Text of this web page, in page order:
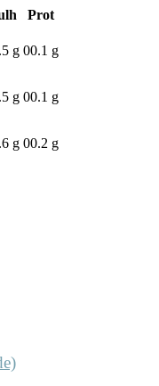
Prot
g 00.1 g
g 00.1 g
g 00.2 g